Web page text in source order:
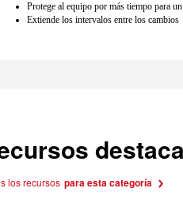
Protege al equipo por más tiempo para
Extiende los intervalos entre los cambios
los recursos para esta categoría